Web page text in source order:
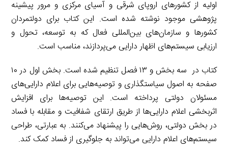
اولیه از کشورهای اروپای شرقی و آسیای مرکزی و مرور پیشینه
پژوهشی موجود نوشته شده است. این کتاب برای دولتمردان
کشورها و سازمان‌های بین‌المللی فعال که به توسعه، تحول و
ارزیابی سیستم‌های اظهار دارایی می‌پردازند، مناسب است.
کتاب در سه بخش و ۱۳ فصل تنظیم شده است. بخش اول در ۱۰
صفحه به اصول سیاستگذاری و توصیه‌هایی برای اعلام دارایی‌های
مسئولان دولتی پرداخته است. این توصیه‌ها برای افزایش
اثربخشی اعلام دارایی‌ها از طریق ارتقای شفافیت و مقابله با فساد
در بخش دولتی، روش‌هایی را پیشنهاد می‌کنند. به عبارتی، طراحی
سیستم‌های اعلام دارایی می‌تواند به جلوگیری از فساد کمک کند.